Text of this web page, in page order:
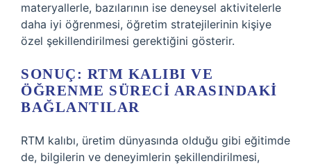
materyallerle, bazılarının ise deneysel aktivitelerle
daha iyi öğrenmesi, öğretim stratejilerinin kişiye
özel şekillendirilmesi gerektiğini gösterir.
SONUÇ: RTM KALIBI VE
ÖĞRENME SÜRECI ARASINDAKI
BAĞLANTILAR
RTM kalıbı, üretim dünyasında olduğu gibi eğitimde
de, bilgilerin ve deneyimlerin şekillendirilmesi,